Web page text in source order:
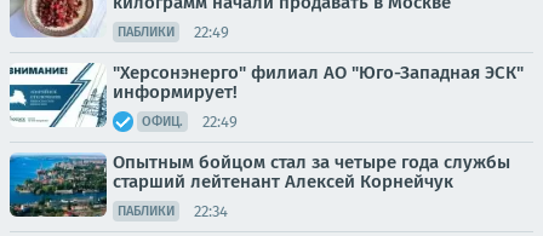
ПАБЛИКИ 22:49
"Херсонэнерго" филиал АО "Юго-Западная ЭСК"
информирует!
ОФИЦ. 22:49
Опытным бойцом стал за четыре года службы
старший лейтенант Алексей Корнейчук
ПАБЛИКИ 22:34